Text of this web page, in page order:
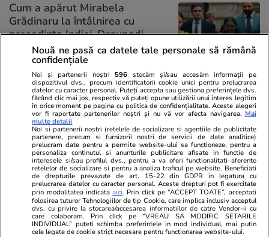
Cum a apărut Mirabela
Grădinaru la întâlnirea cu
președinta Indiei, Droupadi
Murmu, la Palatul Cotroceni.
Motivul pentru care a ales o
rochie galbenă
PARTENERI
Nouă ne pasă ca datele tale personale să rămână
confidențiale
Noi și partenerii noștri 596 stocăm și/sau accesăm informații pe
dispozitivul dvs., precum identificatorii cookie unici pentru prelucrarea
datelor cu caracter personal. Puteți accepta sau gestiona preferințele dvs.
făcând clic mai jos, respectiv vă puteți opune utilizării unui interes legitim
în orice moment pe pagina cu politica de confidențialitate. Aceste alegeri
vor fi raportate partenerilor noștri și nu vă vor afecta navigarea. Mai
multe detalii
Noi si partenerii nostri (retelele de socializare si agentiile de publicitate
partenere, precum si furnizorii nostri de servicii de date analitice)
prelucram date pentru a permite website-ului sa functioneze, pentru a
personaliza continutul si anunturile publicitare afisate in functie de
interesele si/sau profilul dvs., pentru a va oferi functionalitati aferente
retelelor de socializare si pentru a analiza traficul pe website. Beneficiati
de drepturile prevazute de art. 15-22 din GDPR in legatura cu
prelucrarea datelor cu caracter personal. Aceste drepturi pot fi exercitate
prin modalitatea indicataaici. Prin click pe “ACCEPT TOATE”, acceptati
folosirea tuturor Tehnologiilor de tip Cookie, care implica inclusiv acceptul
dvs. cu privire la stocarea/accesarea informatiilor de catre Vendor-ii cu
care colaboram. Prin click pe “VREAU SA MODIFIC SETARILE
INDIVIDUAL” puteti schimba preferintele in mod individual, mai putin
cele legate de cookie strict necesare pentru functionarea website-ului.